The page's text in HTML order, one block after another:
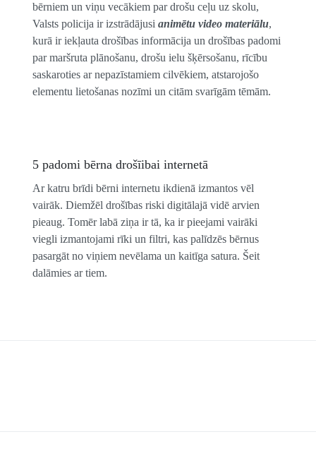
bērniem un viņu vecākiem par drošu ceļu uz skolu,
Valsts policija ir izstrādājusi animētu video materiālu,
kurā ir iekļauta drošības informācija un drošības padomi
par maršruta plānošanu, drošu ielu šķērsošanu, rīcību
saskaroties ar nepazīstamiem cilvēkiem, atstarojošo
elementu lietošanas nozīmi un citām svarīgām tēmām.
5 padomi bērna drošīibai internetā
Ar katru brīdi bērni internetu ikdienā izmantos vēl
vairāk. Diemžēl drošības riski digitālajā vidē arvien
pieaug. Tomēr labā ziņa ir tā, ka ir pieejami vairāki
viegli izmantojami rīki un filtri, kas palīdzēs bērnus
pasargāt no viņiem nevēlama un kaitīga satura. Šeit
dalāmies ar tiem.